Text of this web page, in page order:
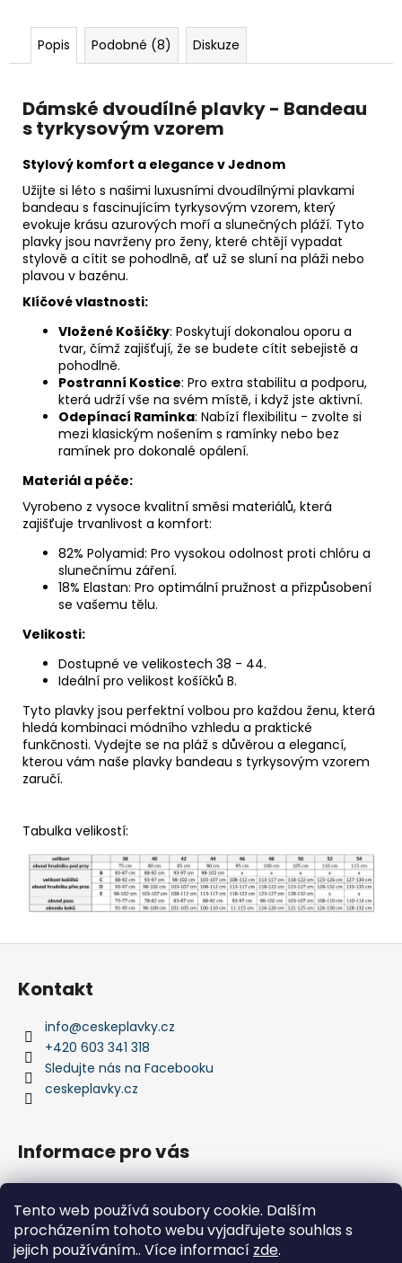
Tento web používá soubory cookie. Dalším
procházením tohoto webu vyjadřujete souhlas s
jejich používáním.. Více informací zde.
Popis Podobné (8) Diskuze
Dámské dvoudílné plavky - Bandeau
s tyrkysovým vzorem
Stylový komfort a elegance v Jednom
Užijte si léto s našimi luxusními dvoudílnými plavkami
bandeau s fascinujícím tyrkysovým vzorem, který
evokuje krásu azurových moří a slunečných pláží. Tyto
plavky jsou navrženy pro ženy, které chtějí vypadat
stylově a cítit se pohodlně, ať už se sluní na pláži nebo
plavou v bazénu.
Klíčové vlastnosti:
Vložené Košíčky: Poskytují dokonalou oporu a
tvar, čímž zajišťují, že se budete cítit sebejistě a
pohodlně.
Postranní Kostice: Pro extra stabilitu a podporu,
která udrží vše na svém místě, i když jste aktivní.
Odepínací Ramínka: Nabízí flexibilitu - zvolte si
mezi klasickým nošením s ramínky nebo bez
ramínek pro dokonalé opálení.
Materiál a péče:
Vyrobeno z vysoce kvalitní směsi materiálů, která
zajišťuje trvanlivost a komfort:
82% Polyamid: Pro vysokou odolnost proti chlóru a
slunečnímu záření.
18% Elastan: Pro optimální pružnost a přizpůsobení
se vašemu tělu.
Velikosti:
Dostupné ve velikostech 38 - 44.
Ideální pro velikost košíčků B.
Tyto plavky jsou perfektní volbou pro každou ženu, která
hledá kombinaci módního vzhledu a praktické
funkčnosti. Vydejte se na pláž s důvěrou a elegancí,
kterou vám naše plavky bandeau s tyrkysovým vzorem
zaručí.
Tabulka velikostí:
Kontakt
info@ceskeplavky.cz
+420 603 341 318
Sledujte nás na Facebooku
ceskeplavky.cz
Informace pro vás
Podmínky ochrany osobních údajů
Kontakty
Doprava a platby